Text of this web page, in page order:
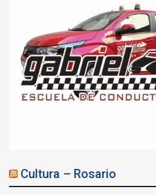
Cultura – Rosario